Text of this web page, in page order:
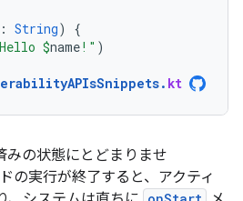
: String)
{
$name!" )
. kt
みの状態にとどまりませ
の実行が終了すると、アクティ